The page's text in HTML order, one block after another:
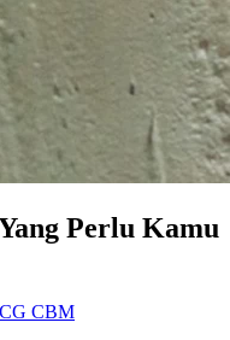
Perlu Kamu
CBM